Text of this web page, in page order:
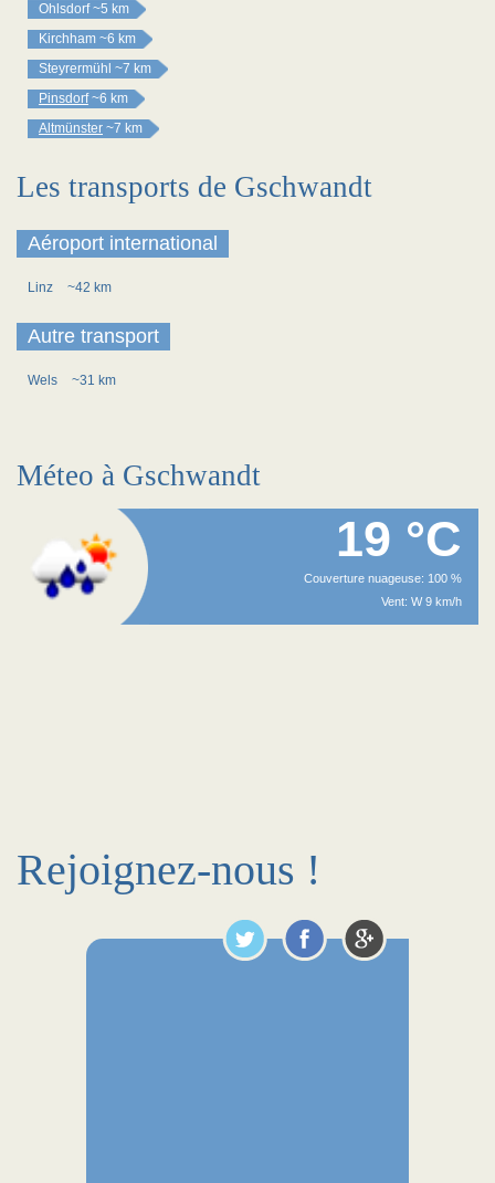
Ohlsdorf ~5 km
Kirchham ~6 km
Steyrermühl ~7 km
Pinsdorf ~6 km
Altmünster ~7 km
Les transports de Gschwandt
Aéroport international
Linz ~42 km
Autre transport
Wels ~31 km
Méteo à Gschwandt
19 °C
Couverture nuageuse: 100 %
Vent: W 9 km/h
Rejoignez-nous !